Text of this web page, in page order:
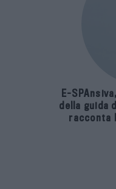
E-
della guida
racconta